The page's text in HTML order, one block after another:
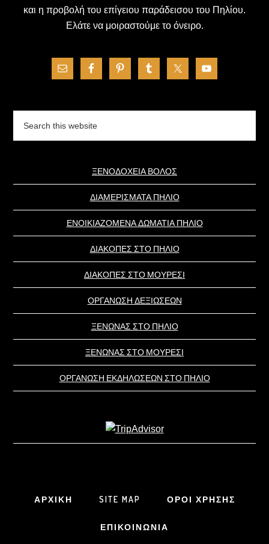
και η προβολή του επίγειου παράδεισου του Πηλίου.
Ελάτε να μοιραστούμε το όνειρο.
ΞΕΝΟΔΟΧΕΙΑ ΒΟΛΟΣ
ΔΙΑΜΕΡΙΣΜΑΤΑ ΠΗΛΙΟ
ΕΝΟΙΚΙΑΖΟΜΕΝΑ ΔΩΜΑΤΙΑ ΠΗΛΙΟ
ΔΙΑΚΟΠΕΣ ΣΤΟ ΠΗΛΙΟ
ΔΙΑΚΟΠΕΣ ΣΤΟ ΜΟΥΡΕΣΙ
ΟΡΓΑΝΩΣΗ ΔΕΞΙΩΣΕΩΝ
ΞΕΝΩΝΑΣ ΣΤΟ ΠΗΛΙΟ
ΞΕΝΩΝΑΣ ΣΤΟ ΜΟΥΡΕΣΙ
ΟΡΓΑΝΩΣΗ ΕΚΔΗΛΩΣΕΩΝ ΣΤΟ ΠΗΛΙΟ
ΑΡΧΙΚΗ SITE MAP ΟΡΟΙ ΧΡΗΣΗΣ
ΕΠΙΚΟΙΝΩΝΙΑ